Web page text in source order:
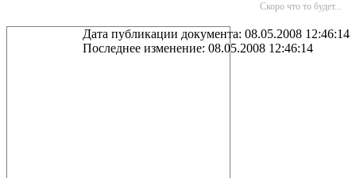
Скоро что то будет...
Дата публикации документа: 08.05.2008 12:46:14
Последнее изменение: 08.05.2008 12:46:14